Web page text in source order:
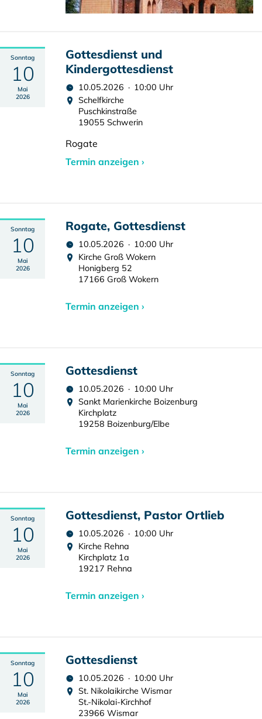
Sonntag
10
Mai
2026
Gottesdienst und
Kindergottesdienst
10.05.2026 · 10:00 Uhr
Schelfkirche
Puschkinstraße
19055 Schwerin
Rogate
Termin anzeigen ›
Sonntag
10
Mai
2026
Rogate, Gottesdienst
10.05.2026 · 10:00 Uhr
Kirche Groß Wokern
Honigberg 52
17166 Groß Wokern
Termin anzeigen ›
Sonntag
10
Mai
2026
Gottesdienst
10.05.2026 · 10:00 Uhr
Sankt Marienkirche Boizenburg
Kirchplatz
19258 Boizenburg/Elbe
Termin anzeigen ›
Sonntag
10
Mai
2026
Gottesdienst, Pastor Ortlieb
10.05.2026 · 10:00 Uhr
Kirche Rehna
Kirchplatz 1a
19217 Rehna
Termin anzeigen ›
Sonntag
10
Mai
2026
Gottesdienst
10.05.2026 · 10:00 Uhr
St. Nikolaikirche Wismar
St.-Nikolai-Kirchhof
23966 Wismar